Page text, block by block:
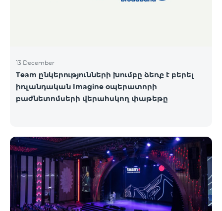
13 December
Team ընկերությունների խումբը ձեռք է բերել
իռլանդական Imagine օպերատորի
բաժնետոմսերի վերահսկող փաթեթը